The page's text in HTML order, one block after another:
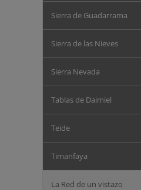
Sierra de Guadarrama
Sierra de las Nieves
Sierra Nevada
Tablas de Daimiel
Teide
Timanfaya
La Red de un vistazo